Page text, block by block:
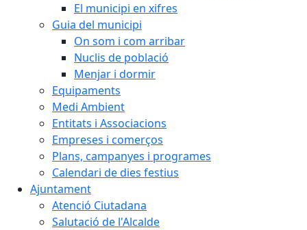
El municipi en xifres
Guia del municipi
On som i com arribar
Nuclis de població
Menjar i dormir
Equipaments
Medi Ambient
Entitats i Associacions
Empreses i comerços
Plans, campanyes i programes
Calendari de dies festius
Ajuntament
Atenció Ciutadana
Salutació de l'Alcalde